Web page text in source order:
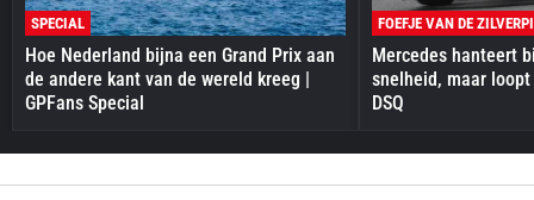
SPECIAL
Hoe Nederland bijna een Grand Prix aan
de andere kant van de wereld kreeg |
GPFans Special
FOEFJE VAN DE
Mercedes hanteert
snelheid, maar
DSQ